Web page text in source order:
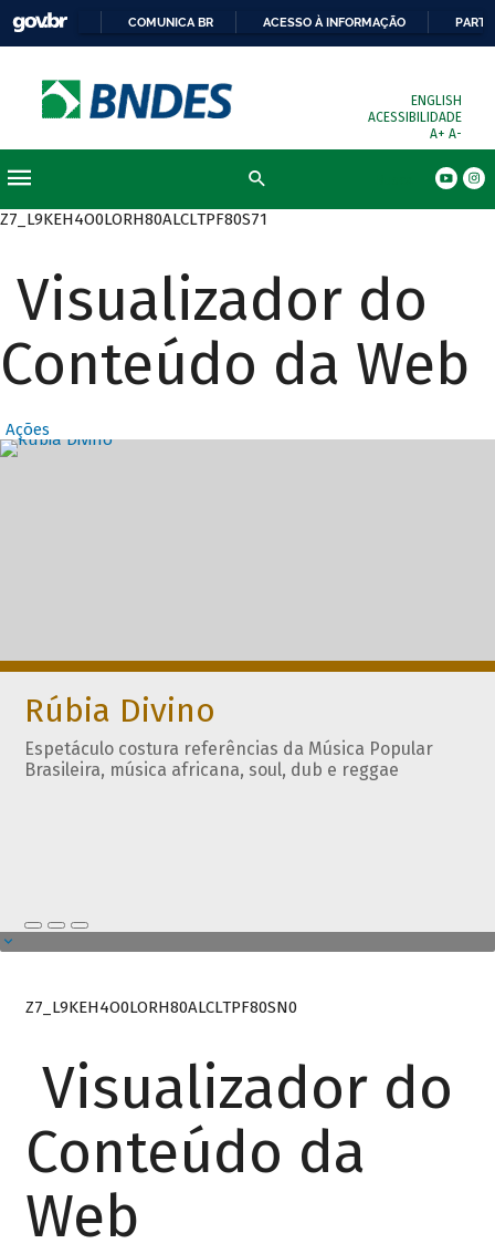
COMUNICA BR ACESSO À INFORMAÇÃO
ENGLISH
ACESSIBILIDADE
A+ A-
Z7_L9KEH4O0LORH80ALCLTPF80S71
Visualizador do
Conteúdo da Web
Ações
Destaques
Rúbia Divino
Espetáculo costura referências da Música Popular
Brasileira, música africana, soul, dub e reggae
Z7_L9KEH4O0LORH80ALCLTPF80SN0
Visualizador do
Conteúdo da
Web